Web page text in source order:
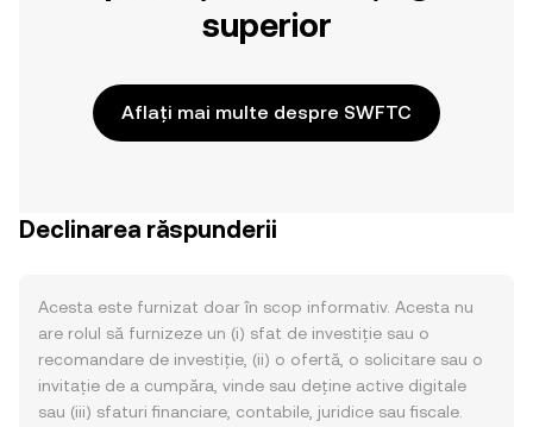
superior
Aflați mai multe despre SWFTC
Declinarea răspunderii
Acesta este furnizat doar în scop informativ. Acesta nu
are rolul să furnizeze un (i) sfat de investiție sau o
recomandare de investiție, (ii) o ofertă, o solicitare sau o
invitație de a cumpăra, vinde sau deține active digitale
sau (iii) sfaturi financiare, contabile, juridice sau fiscale.